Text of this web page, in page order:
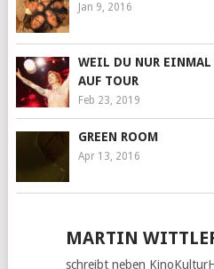
Jan 9, 2016
WEIL DU NUR
AUF TOUR
Feb 23, 2019
GREEN ROOM
Apr 13, 2016
MARTIN
schreibt neben